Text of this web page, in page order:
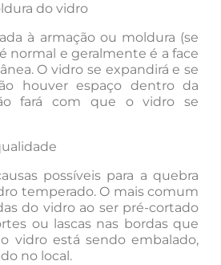
do vidro
à armação ou moldura (se
normal e geralmente é a face
O vidro se expandirá e se
houver espaço dentro da
fará com que o vidro se
possíveis para a quebra
temperado. O mais comum
do vidro ao ser pré-cortado
ou lascas nas bordas que
vidro está sendo embalado,
no local.